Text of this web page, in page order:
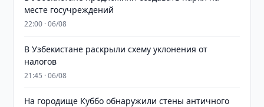
месте госучреждений
22:00 · 06/08
В Узбекистане раскрыли схему уклонения от
налогов
21:45 · 06/08
На городище Куббо обнаружили стены античного